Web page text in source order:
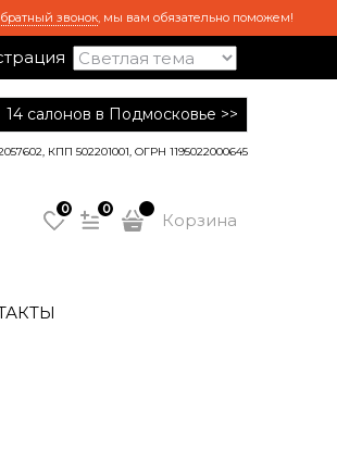
звонок, мы вам обязательно поможем!
14 салонов в Подмосковье >>
КПП 502201001, ОГРН 1195022000645
0 0
Корзина